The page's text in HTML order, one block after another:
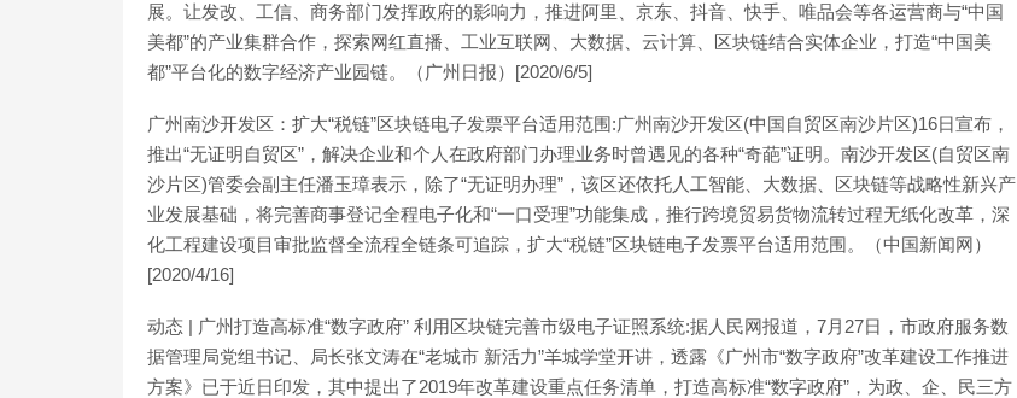
展。让发改、工信、商务部门发挥政府的影响力，推进阿里、京东、抖音、快手、唯品会等各运营商与“中国
美都”的产业集群合作，探索网红直播、工业互联网、大数据、云计算、区块链结合实体企业，打造“中国美
都”平台化的数字经济产业园链。（广州日报）[2020/6/5]
广州南沙开发区：扩大“税链”区块链电子发票平台适用范围:广州南沙开发区(中国自贸区南沙片区)16日宣布，
推出“无证明自贸区”，解决企业和个人在政府部门办理业务时曾遇见的各种“奇葩”证明。南沙开发区(自贸区南
沙片区)管委会副主任潘玉璋表示，除了“无证明办理”，该区还依托人工智能、大数据、区块链等战略性新兴产
业发展基础，将完善商事登记全程电子化和“一口受理”功能集成，推行跨境贸易货物流转过程无纸化改革，深
化工程建设项目审批监督全流程全链条可追踪，扩大“税链”区块链电子发票平台适用范围。（中国新闻网）
[2020/4/16]
动态 | 广州打造高标准“数字政府” 利用区块链完善市级电子证照系统:据人民网报道，7月27日，市政府服务数
据管理局党组书记、局长张文涛在“老城市 新活力”羊城学堂开讲，透露《广州市“数字政府”改革建设工作推进
方案》已于近日印发，其中提出了2019年改革建设重点任务清单，打造高标准“数字政府”，为政、企、民三方